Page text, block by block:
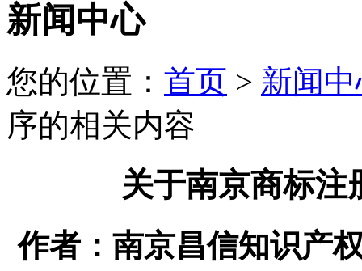
新闻中心
您的位置： 首页 > 新闻
序的相关内容
关于南京商标注
作者：南京昌信知识产